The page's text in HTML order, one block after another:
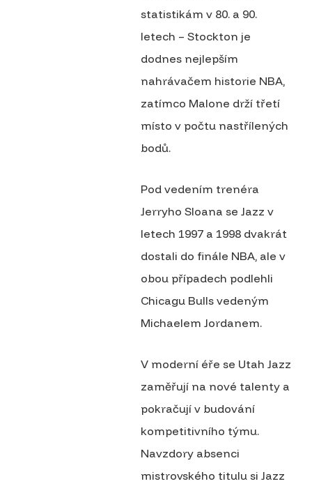
statistikám v 80. a 90.
letech – Stockton je
dodnes nejlepším
nahrávačem historie NBA,
zatímco Malone drží třetí
místo v počtu nastřílených
bodů.
Pod vedením trenéra
Jerryho Sloana se Jazz v
letech 1997 a 1998 dvakrát
dostali do finále NBA, ale v
obou případech podlehli
Chicagu Bulls vedeným
Michaelem Jordanem.
V moderní éře se Utah Jazz
zaměřují na nové talenty a
pokračují v budování
kompetitivního týmu.
Navzdory absenci
mistrovského titulu si Jazz